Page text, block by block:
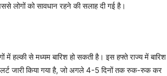
लोगों को सावधान रहने की सलाह दी गई है।
से मध्यम बारिश हो सकती है। इस हफ्ते राज्य में बारिश
जारी किया गया है, जो अगले 4-5 दिनों तक रुक-रुक कर